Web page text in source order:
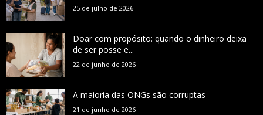
25 de julho de 2026
Doar com propósito: quando o dinheiro deixa
de ser posse e...
22 de junho de 2026
A maioria das ONGs são corruptas
21 de junho de 2026